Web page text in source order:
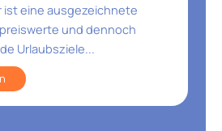
ist eine ausgezeichnete
und dennoch
Urlaubsziele...